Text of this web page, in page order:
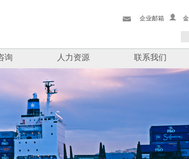
企业邮箱
询 人力资源 联系我们